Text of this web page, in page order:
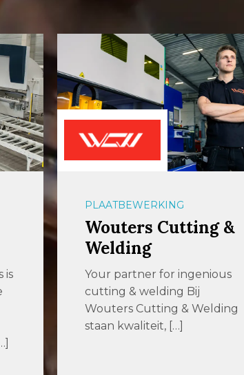
PLAATBEWERKING
Th. Wortelboer BV
Th. Wortelboer levert,
verhuurt, repareert en
onderhoudt machines en
gereedschappen voor
onder meer